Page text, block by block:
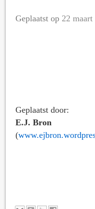
Geplaatst op 22 maart
Geplaatst door:
E.J. Bron
(